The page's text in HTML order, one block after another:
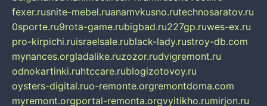
fexer.rusnite-mebel.ruanamvkusno.rutechnosaratov.ru
0sporte.ru9rota-game.rubigbad.ru227gp.ruwes-ex.ru
pro-kirpichi.ruisraelsale.rublack-lady.rustroy-db.com
mynances.orgladalike.ruzozor.rudvigremont.ru
odnokartinki.ruhtccare.rublogizotovoy.ru
oysters-digital.ruo-remonte.orgremontdoma.com
myremont.orgportal-remonta.orgvyitikho.rumirjon.ru